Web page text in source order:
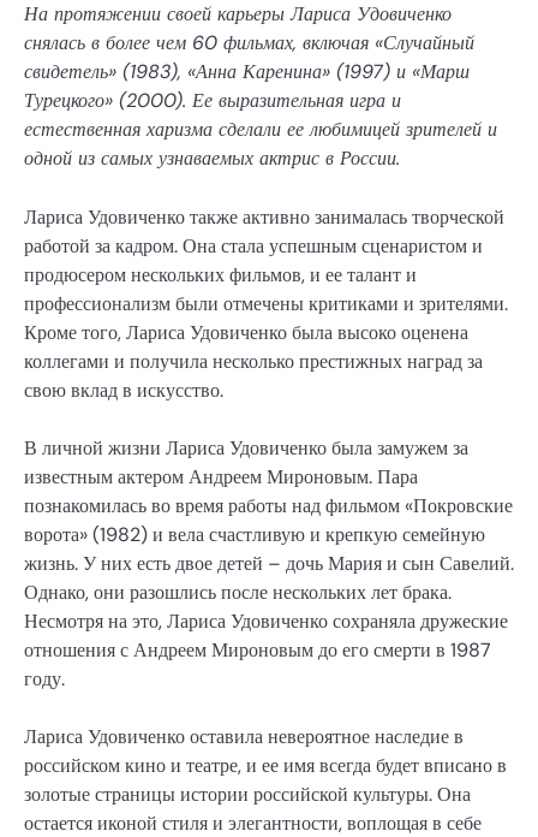
На протяжении своей карьеры Лариса Удовиченко
снялась в более чем 60 фильмах, включая «Случайный
свидетель» (1983), «Анна Каренина» (1997) и «Марш
Турецкого» (2000). Ее выразительная игра и
естественная харизма сделали ее любимицей зрителей и
одной из самых узнаваемых актрис в России.
Лариса Удовиченко также активно занималась творческой
работой за кадром. Она стала успешным сценаристом и
продюсером нескольких фильмов, и ее талант и
профессионализм были отмечены критиками и зрителями.
Кроме того, Лариса Удовиченко была высоко оценена
коллегами и получила несколько престижных наград за
свою вклад в искусство.
В личной жизни Лариса Удовиченко была замужем за
известным актером Андреем Мироновым. Пара
познакомилась во время работы над фильмом «Покровские
ворота» (1982) и вела счастливую и крепкую семейную
жизнь. У них есть двое детей – дочь Мария и сын Савелий.
Однако, они разошлись после нескольких лет брака.
Несмотря на это, Лариса Удовиченко сохраняла дружеские
отношения с Андреем Мироновым до его смерти в 1987
году.
Лариса Удовиченко оставила невероятное наследие в
российском кино и театре, и ее имя всегда будет вписано в
золотые страницы истории российской культуры. Она
остается иконой стиля и элегантности, воплощая в себе